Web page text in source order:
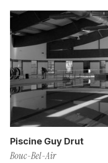
Piscine Guy Drut
Bouc-Bel-Air